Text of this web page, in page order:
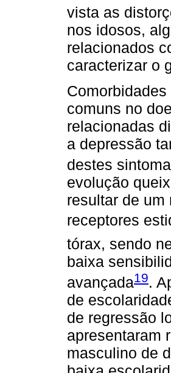
vista as
nos idosos,
relacionados
caracterizar o
comuns no
relacionadas
a depressão
destes
evolução
resultar de
receptores
tórax, sendo
baixa
avançada19.
de
de regressão
apresentaram
masculino de